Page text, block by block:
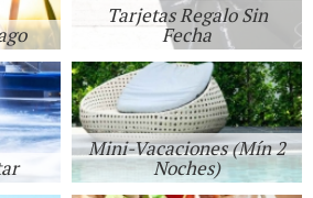
Tarjetas Regalo Sin
Fecha
Mini-Vacaciones (Mín 2
Noches)